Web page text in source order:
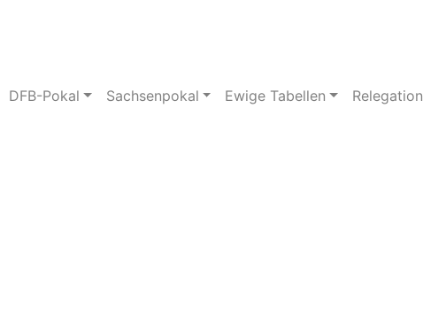
DFB-Pokal Sachsenpokal Ewige Tabellen Relegation